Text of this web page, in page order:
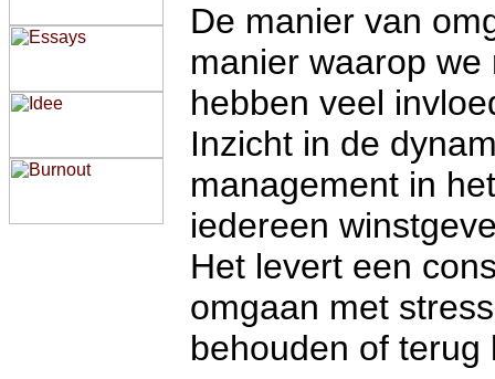
De manier van
manier waarop
hebben veel
Inzicht in de
management in
iedereen
Het levert een
omgaan met
behouden of